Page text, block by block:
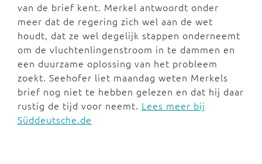
van de brief kent. Merkel antwoordt onder
meer dat de regering zich wel aan de wet
houdt, dat ze wel degelijk stappen onderneemt
om de vluchtenlingenstroom in te dammen en
een duurzame oplossing van het probleem
zoekt. Seehofer liet maandag weten Merkels
brief nog niet te hebben gelezen en dat hij daar
rustig de tijd voor neemt. Lees meer bij
Süddeutsche.de